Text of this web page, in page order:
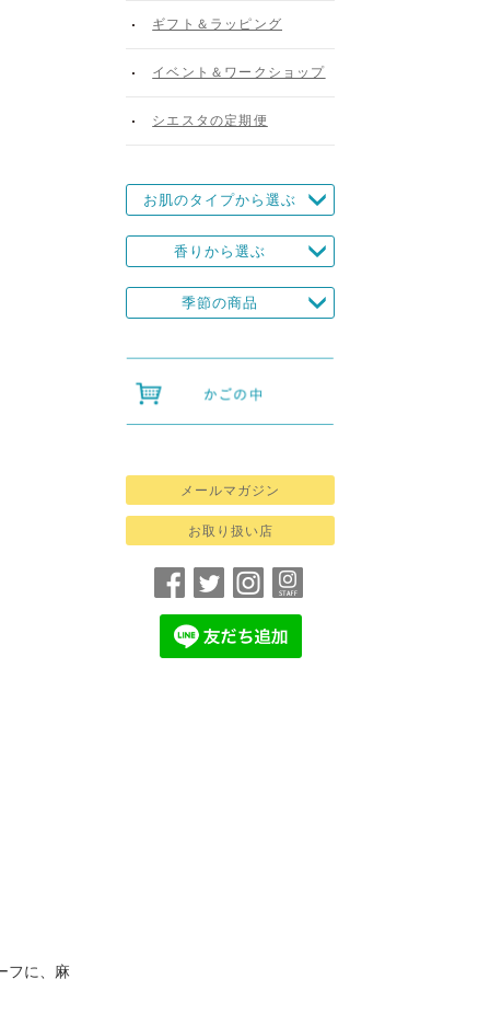
フに、麻
ギフト＆ラッピング
イベント＆ワークショップ
シエスタの定期便
お肌のタイプから選ぶ
香りから選ぶ
季節の商品
メールマガジン
お取り扱い店